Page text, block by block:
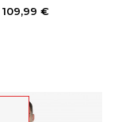
109,99 €